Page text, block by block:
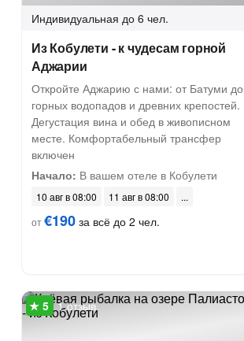
Индивидуальная до 6 чел.
Из Кобулети - к чудесам горной
Аджарии
Откройте Аджарию с нами: от Батуми до
горных водопадов и древних крепостей.
Дегустация вина и обед в живописном
месте. Комфортабельный трансфер
включен
Начало: В вашем отеле в Кобулети
10 авг в 08:00
11 авг в 08:00
от€190 за всё до 2 чел.
1 отзыв